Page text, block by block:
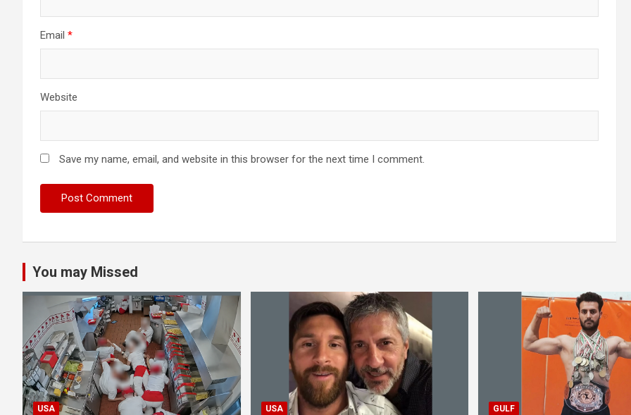
Email *
Website
Save my name, email, and website in this browser for the next time I comment.
You may Missed
USA USA GULF